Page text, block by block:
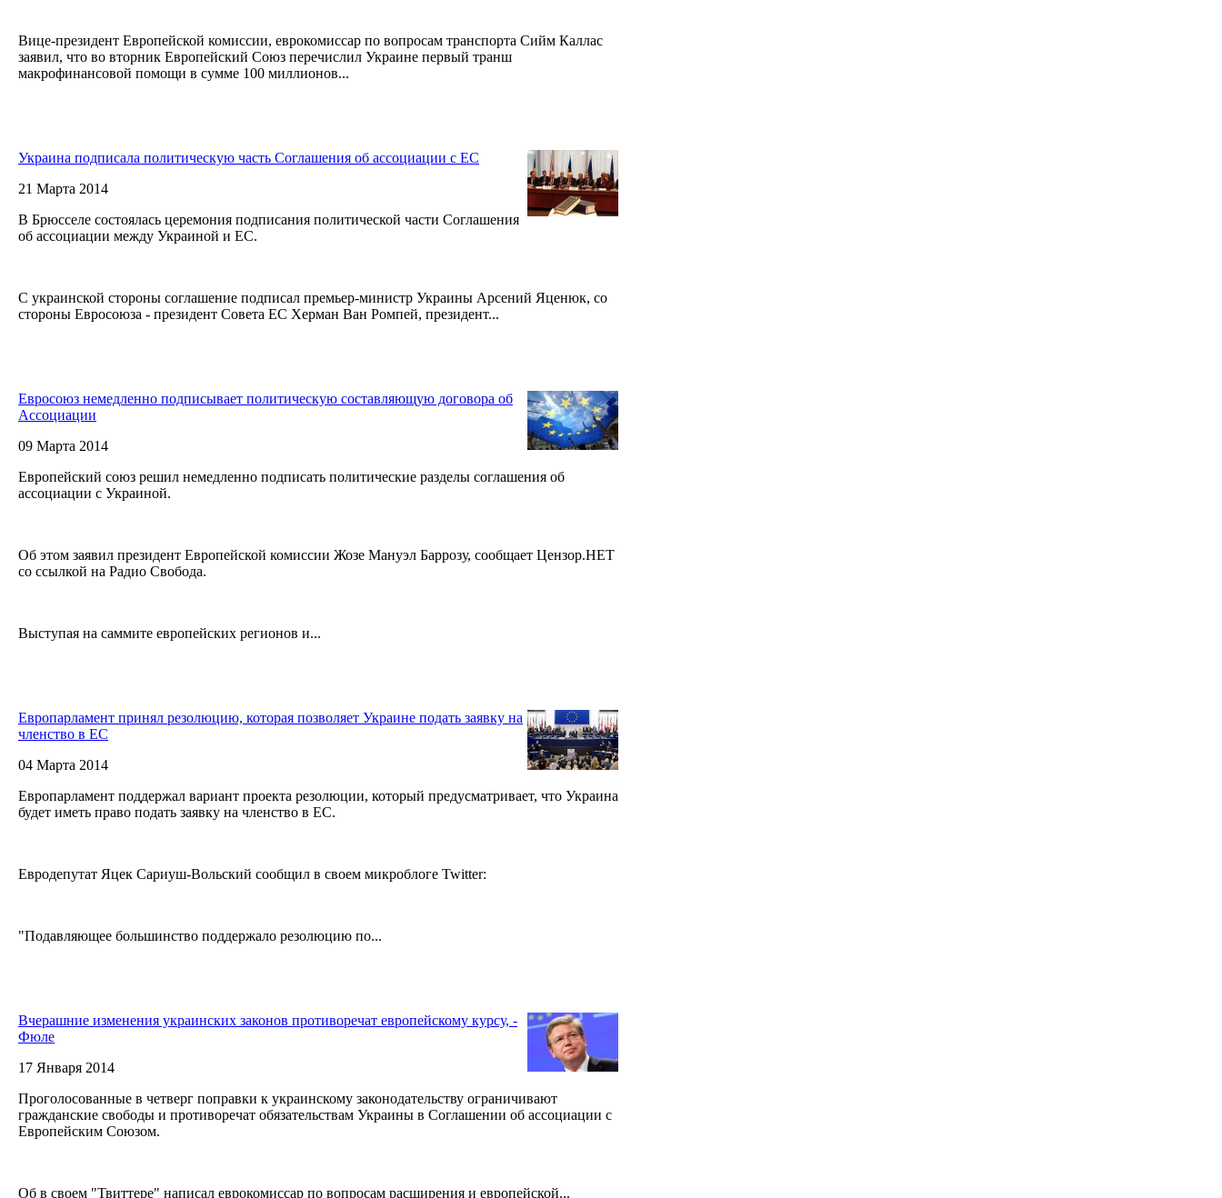
Вице-президент Европейской комиссии, еврокомиссар по вопросам транспорта Сийм Каллас
заявил, что во вторник Европейский Союз перечислил Украине первый транш
макрофинансовой помощи в сумме 100 миллионов...
Украина подписала политическую часть Соглашения об ассоциации с ЕС
21 Марта 2014
В Брюсселе состоялась церемония подписания политической части Соглашения
об ассоциации между Украиной и ЕС.
С украинской стороны соглашение подписал премьер-министр Украины Арсений Яценюк, со
стороны Евросоюза - президент Совета ЕС Херман Ван Ромпей, президент...
Евросоюз немедленно подписывает политическую составляющую договора об
Ассоциации
09 Марта 2014
Европейский союз решил немедленно подписать политические разделы соглашения об
ассоциации с Украиной.
Об этом заявил президент Европейской комиссии Жозе Мануэл Баррозу, сообщает Цензор.НЕТ
со ссылкой на Радио Свобода.
Выступая на саммите европейских регионов и...
Европарламент принял резолюцию, которая позволяет Украине подать заявку на
членство в ЕС
04 Марта 2014
Европарламент поддержал вариант проекта резолюции, который предусматривает, что Украина
будет иметь право подать заявку на членство в ЕС.
Евродепутат Яцек Сариуш-Вольский сообщил в своем микроблоге Twitter:
"Подавляющее большинство поддержало резолюцию по...
Вчерашние изменения украинских законов противоречат европейскому курсу, -
Фюле
17 Января 2014
Проголосованные в четверг поправки к украинскому законодательству ограничивают
гражданские свободы и противоречат обязательствам Украины в Соглашении об ассоциации с
Европейским Союзом.
Об в своем "Твиттере" написал еврокомиссар по вопросам расширения и европейской...